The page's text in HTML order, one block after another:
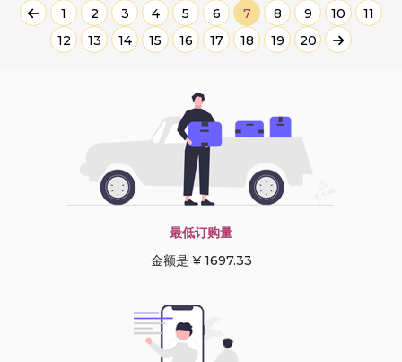
1 2 3 4 5 6 7 8 9 10
11
12
13 14 15 16 17 18 19 20
最低订购量
金额是 ¥ 1697.33